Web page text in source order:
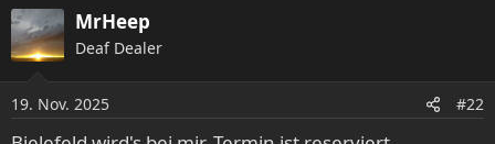
MrHeep
Deaf Dealer
19. Nov. 2025 #22